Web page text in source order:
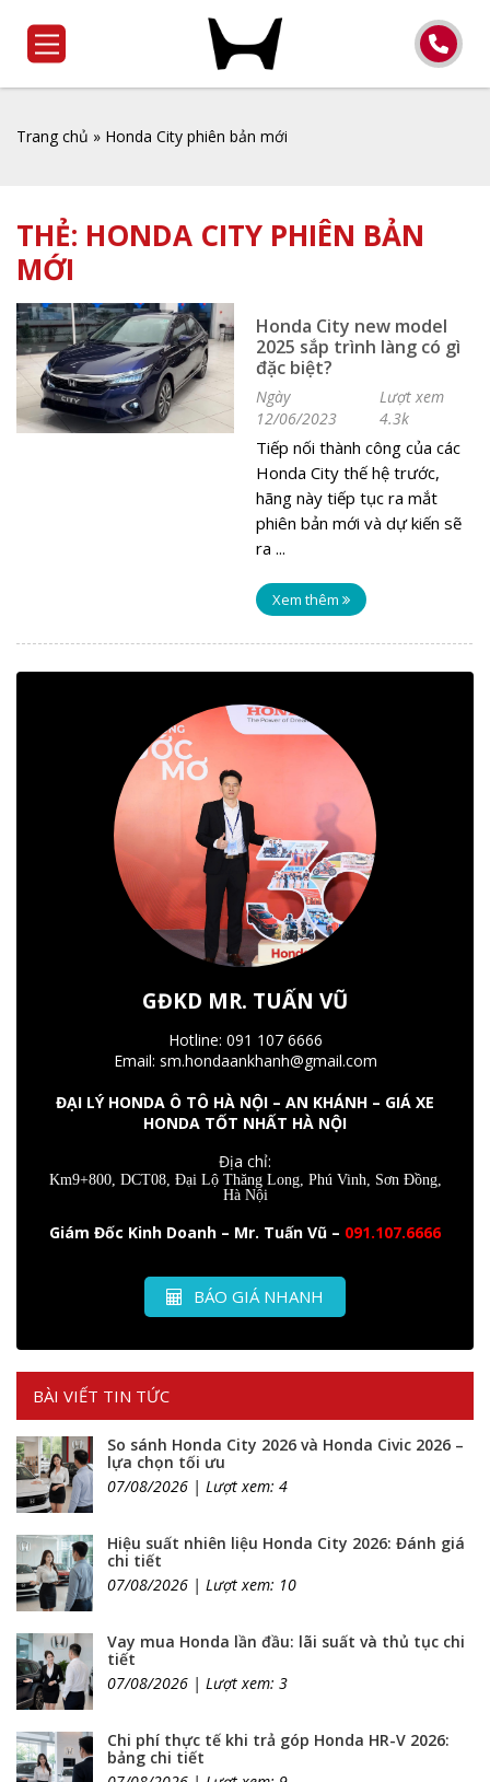
Trang chủ » Honda City phiên bản mới
THẺ: HONDA CITY PHIÊN BẢN
MỚI
Honda City new model
2025 sắp trình làng có gì
đặc biệt?
Ngày
12/06/2023
Lượt xem
4.3k
Tiếp nối thành công của các
Honda City thế hệ trước,
hãng này tiếp tục ra mắt
phiên bản mới và dự kiến sẽ
ra ...
Xem thêm
GĐKD MR. TUẤN VŨ
Hotline: 091 107 6666
Email: sm.hondaankhanh@gmail.com
ĐẠI LÝ HONDA Ô TÔ HÀ NỘI – AN KHÁNH – GIÁ XE
HONDA TỐT NHẤT HÀ NỘI
Địa chỉ:
Km9+800, DCT08, Đại Lộ Thăng Long, Phú Vinh, Sơn Đồng,
Hà Nội
Giám Đốc Kinh Doanh – Mr. Tuấn Vũ – 091.107.6666
BÁO GIÁ NHANH
BÀI VIẾT TIN TỨC
So sánh Honda City 2026 và Honda Civic 2026 –
lựa chọn tối ưu
07/08/2026 | Lượt xem: 4
Hiệu suất nhiên liệu Honda City 2026: Đánh giá
chi tiết
07/08/2026 | Lượt xem: 10
Vay mua Honda lần đầu: lãi suất và thủ tục chi
tiết
07/08/2026 | Lượt xem: 3
Chi phí thực tế khi trả góp Honda HR-V 2026:
bảng chi tiết